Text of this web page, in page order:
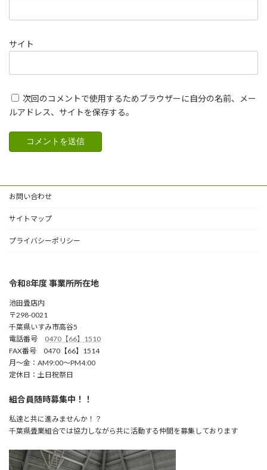
サイト
次回のコメントで使用するためブラウザーに自分の名前、メー
ルアドレス、サイトを保存する。
お問い合わせ
サイトマップ
プライバシーポリシー
令和8年度 事業所所在地
池田畳店内
〒298-0021
千葉県いすみ市高谷5
電話番号 0470【66】1510
FAX番号 0470【66】1514
月～金：AM9:00～PM4:00
定休日：土日祝祭日
組合員随時募集中！！
私達と共に進みませんか！？
千葉県畳業組合では協力しながら共に活動する仲間を募集しております